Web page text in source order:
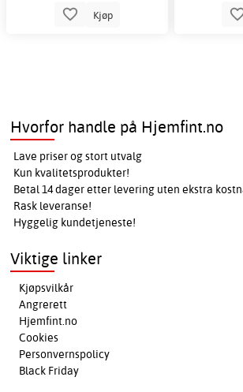
Kjøp
Hvorfor handle på Hjemfint.no
Lave priser og stort utvalg
Kun kvalitetsprodukter!
Betal 14 dager etter levering uten ekstra
Rask leveranse!
Hyggelig kundetjeneste!
Viktige linker
Kjøpsvilkår
Angrerett
Hjemfint.no
Cookies
Personvernspolicy
Black Friday